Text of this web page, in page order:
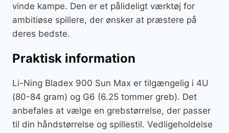
vinde kampe. Den er et pålideligt værktøj for
ambitiøse spillere, der ønsker at præstere på
deres bedste.
Praktisk information
Li-Ning Bladex 900 Sun Max er tilgængelig i 4U
(80-84 gram) og G6 (6.25 tommer greb). Det
anbefales at vælge en grebstørrelse, der passer
til din håndstørrelse og spillestil. Vedligeholdelse